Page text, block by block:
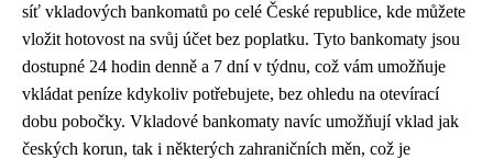
síť vkladových bankomatů po celé České republice, kde můžete
vložit hotovost na svůj účet bez poplatku. Tyto bankomaty jsou
dostupné 24 hodin denně a 7 dní v týdnu, což vám umožňuje
vkládat peníze kdykoliv potřebujete, bez ohledu na otevírací
dobu pobočky. Vkladové bankomaty navíc umožňují vklad jak
českých korun, tak i některých zahraničních měn, což je